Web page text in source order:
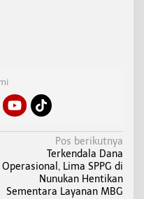
Pos berikutnya
Terkendala Dana
Operasional, Lima SPPG di
Nunukan Hentikan
Sementara Layanan MBG